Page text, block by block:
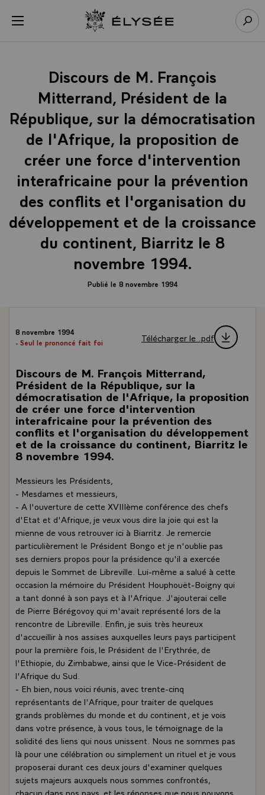
menu Retour à l’accueil Élysée
Discours de M. François
Mitterrand, Président de la
République, sur la démocratisation
de l'Afrique, la proposition de
créer une force d'intervention
interafricaine pour la prévention
des conflits et l'organisation du
développement et de la croissance
du continent, Biarritz le 8
novembre 1994.
Publié le 8 novembre 1994
8 novembre 1994
- Seul le prononcé fait foi
Télécharger le .pdf
Discours de M. François Mitterrand,
Président de la République, sur la
démocratisation de l'Afrique, la proposition
de créer une force d'intervention
interafricaine pour la prévention des
conflits et l'organisation du développement
et de la croissance du continent, Biarritz le
8 novembre 1994.
Messieurs les Présidents,
- Mesdames et messieurs,
- A l'ouverture de cette XVIIIème conférence des chefs
d'Etat et d'Afrique, je veux vous dire la joie qui est la
mienne de vous retrouver ici à Biarritz. Je remercie
particulièrement le Président Bongo et je n'oublie pas
ses derniers propos pour la présidence qu'il a exercée
depuis le Sommet de Libreville. Lui-même a salué à cette
occasion la mémoire du Président Houphouët-Boigny qui
a tant donné à son pays et à l'Afrique. J'ajouterai celle
de Pierre Bérégovoy qui m'avait représenté lors de la
rencontre de Libreville. Enfin, je suis très heureux
d'accueillir à nos assises auxquelles leurs pays participent
pour la première fois, le Président de l'Erythrée, de
l'Ethiopie, du Zimbabwe, ainsi que le Vice-Président de
l'Afrique du Sud.
- Eh bien, nous voici réunis, avec trente-cinq
représentants de l'Afrique, pour traiter de quelques
grands problèmes du monde et du continent, et je vois
dans votre présence, à vous tous, le témoignage de la
solidité des liens qui nous unissent. Nous ne sommes pas
là pour une célébration ou simplement un rituel et je vous
proposerai durant ces deux jours d'examiner quelques
sujets majeurs auxquels nous sommes confrontés,
chacun dans nos pays, et les réponses que nous pouvons
Panneau de gestion des cookies